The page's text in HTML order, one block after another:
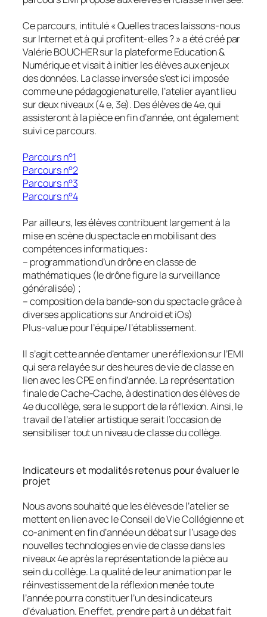
Ce parcours, intitulé « Quelles traces laissons-nous
sur Internet et à qui profitent-elles ? » a été créé par
Valérie BOUCHER sur la plateforme Education &
Numérique et visait à initier les élèves aux enjeux
des données. La classe inversée s’est ici imposée
comme une pédagogienaturelle, l’atelier ayant lieu
sur deux niveaux (4 e, 3e). Des élèves de 4e, qui
assisteront à la pièce en fin d’année, ont également
suivi ce parcours.
Parcours n°1
Parcours n°2
Parcours n°3
Parcours n°4
Par ailleurs, les élèves contribuent largement à la
mise en scène du spectacle en mobilisant des
compétences informatiques :
– programmation d’un drône en classe de
mathématiques (le drône figure la surveillance
généralisée) ;
– composition de la bande-son du spectacle grâce à
diverses applications sur Android et iOs)
Plus-value pour l’équipe/ l’établissement.
Il s’agit cette année d’entamer une réflexion sur l’EMI
qui sera relayée sur des heures de vie de classe en
lien avec les CPE en fin d’année. La représentation
finale de Cache-Cache, à destination des élèves de
4e du collège, sera le support de la réflexion. Ainsi, le
travail de l’atelier artistique serait l’occasion de
sensibiliser tout un niveau de classe du collège.
Indicateurs et modalités retenus pour évaluer le
projet
Nous avons souhaité que les élèves de l’atelier se
mettent en lien avec le Conseil de Vie Collégienne et
co-animent en fin d’année un débat sur l’usage des
nouvelles technologies en vie de classe dans les
niveaux 4e après la représentation de la pièce au
sein du collège. La qualité de leur animation par le
réinvestissement de la réflexion menée toute
l’année pourra constituer l’un des indicateurs
d’évaluation. En effet, prendre part à un débat fait